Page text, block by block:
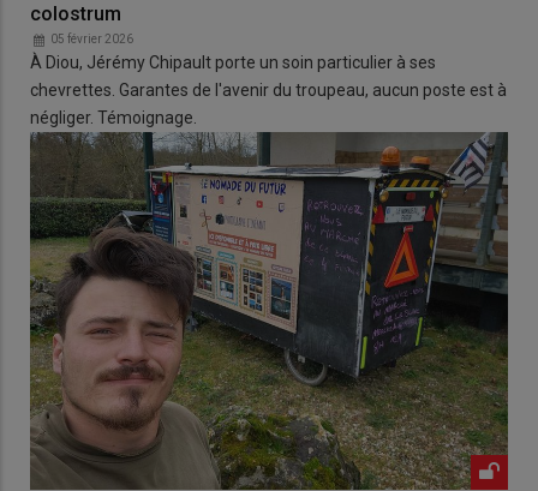
colostrum
05 février 2026
À Diou, Jérémy Chipault porte un soin particulier à ses
chevrettes. Garantes de l'avenir du troupeau, aucun poste est à
négliger. Témoignage.